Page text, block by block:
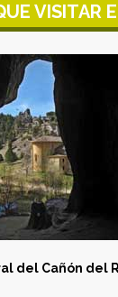
VISITAR
del Cañón del